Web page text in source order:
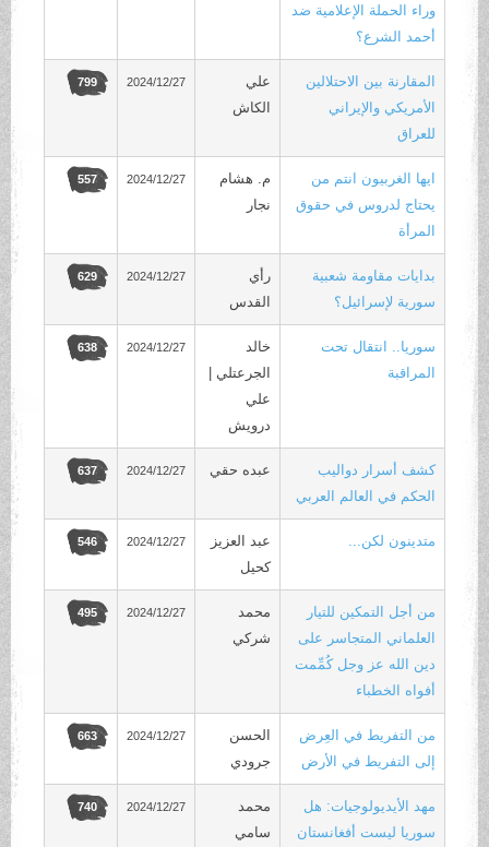
وراء الحملة الإعلامية ضد
أحمد الشرع؟
المقارنة بين الاحتلالين
الأمريكي والإيراني
للعراق
علي
الكاش
2024/12/27
799
ايها الغربيون انتم من
يحتاج لدروس في حقوق
المرأة
م. هشام
نجار
2024/12/27
557
بدايات مقاومة شعبية
سورية لإسرائيل؟
القدس
2024/12/27
629
سوريا.. انتقال تحت
المراقبة
خالد
الجرعتلي |
علي
درويش
2024/12/27
638
كشف أسرار دواليب
الحكم في العالم العربي
عبده حقي 2024/12/27
637
متدينون لكن...
عبد العزيز
كحيل
2024/12/27
546
من أجل التمكين للتيار
العلماني المتجاسر على
دين الله عز وجل كُمِّمت
أفواه الخطباء
محمد
شركي
2024/12/27
495
من التفريط في العِرض
إلى التفريط في الأرض
الحسن
جرودي
2024/12/27
663
مهد الأيديولوجيات: هل
سوريا ليست أفغانستان
محمد
سامي
2024/12/27
740